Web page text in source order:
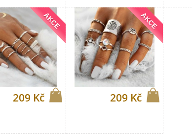
209 Kč
AKCE
209 Kč
AKCE